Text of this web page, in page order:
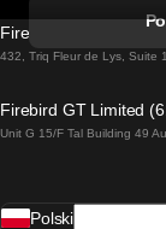
Firebird GT Limited
432, Triq Fleur de Lys, Suite
Firebird GT Limited
Unit G 15/F Tal Building 49
Polski